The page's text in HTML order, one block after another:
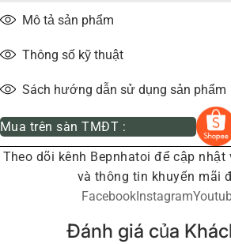
Mô tả sản phẩm
Thông số kỹ thuật
Sách hướng dẫn sử dụng sản phẩm
Mua trên sàn TMĐT :
Theo dõi kênh Bepnhatoi để cập
và thông tin khuyến mãi
FacebookInstagram
Đánh giá của